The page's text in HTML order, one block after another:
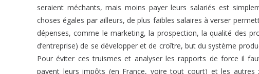
seraient méchants, mais moins payer leurs salariés est
choses égales par ailleurs, de plus faibles salaires à verser
dépenses, comme le marketing, la prospection, la qualité des
d’entreprise) de se développer et de croître, but du système
Pour éviter ces truismes et analyser les rapports de force il
payent leurs impôts (en France, voire tout court) et les